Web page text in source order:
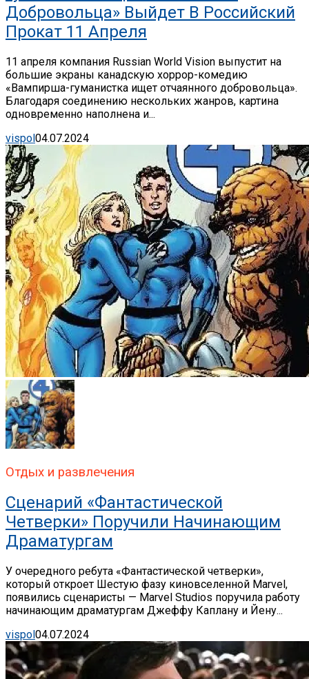
Добровольца» Выйдет В Российский
Прокат 11 Апреля
11 апреля компания Russian World Vision выпустит на
большие экраны канадскую хоррор-комедию
«Вампирша-гуманистка ищет отчаянного добровольца».
Благодаря соединению нескольких жанров, картина
одновременно наполнена и...
vispol04.07.2024
Отдых и развлечения
Сценарий «Фантастической
Четверки» Поручили Начинающим
Драматургам
У очередного ребута «Фантастической четверки»,
который откроет Шестую фазу киновселенной Marvel,
появились сценаристы — Marvel Studios поручила работу
начинающим драматургам Джеффу Каплану и Йену...
vispol 04.07.2024